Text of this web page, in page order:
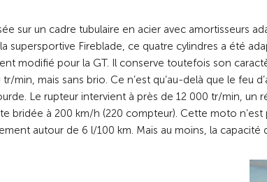
sur un cadre tubulaire en acier avec amortisseurs
supersportive Fireblade, ce quatre cylindres a été
modifié pour la GT. Il conserve toutefois son
tr/min, mais sans brio. Ce n’est qu’au-delà que le feu
Le rupteur intervient à près de 12 000 tr/min, un
bridée à 200 km/h (220 compteur). Cette moto
autour de 6 l/100 km. Mais au moins, la